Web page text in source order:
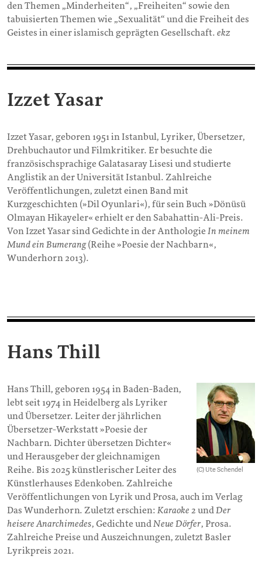
den Themen „Minderheiten“, „Freiheiten“ sowie den
tabuisierten Themen wie „Sexualität“ und die Freiheit des
Geistes in einer islamisch geprägten Gesellschaft. ekz
Izzet Yasar
Izzet Yasar, geboren 1951 in Istanbul, Lyriker, Übersetzer,
Drehbuchautor und Filmkritiker. Er besuchte die
französischsprachige Galatasaray Lisesi und studierte
Anglistik an der Universität Istanbul. Zahlreiche
Veröffentlichungen, zuletzt einen Band mit
Kurzgeschichten (»Dil Oyunlari«), für sein Buch »Dönüsü
Olmayan Hikayeler« erhielt er den Sabahattin-Ali-Preis.
Von Izzet Yasar sind Gedichte in der Anthologie In meinem
Mund ein Bumerang(Reihe »Poesie der Nachbarn«,
Wunderhorn 2013).
Hans Thill
(C) Ute Schendel
Hans Thill, geboren 1954 in Baden-Baden,
lebt seit 1974 in Heidelberg als Lyriker
und Übersetzer. Leiter der jährlichen
Übersetzer-Werkstatt »Poesie der
Nachbarn. Dichter übersetzen Dichter«
und Herausgeber der gleichnamigen
Reihe. Bis 2025 künstlerischer Leiter des
Künstlerhauses Edenkoben. Zahlreiche
Veröffentlichungen von Lyrik und Prosa, auch im Verlag
Das Wunderhorn. Zuletzt erschien: Karaoke 2 undDer
heisere Anarchimedes, Gedichte undNeue Dörfer, Prosa.
Zahlreiche Preise und Auszeichnungen, zuletzt Basler
Lyrikpreis 2021.